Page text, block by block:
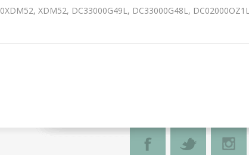
0XDM52, XDM52, DC33000G49L, DC33000G48L,